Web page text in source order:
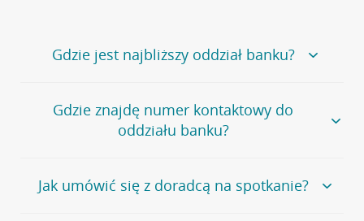
Gdzie jest najbliższy oddział banku?
Jeśli szukasz oddziału naszego banku, zapraszamy na
stronęPlacówki i bankomaty, na której znajduje się
wygodna wyszukiwarka.
oddziałów
Gdzie znajdę numer kontaktowy do
oddziału banku?
Bank Credit Agricole nie udostępnia ogólnego numeru
telefonu do placówki bankowej.
Jak umówić się z doradcą na spotkanie?